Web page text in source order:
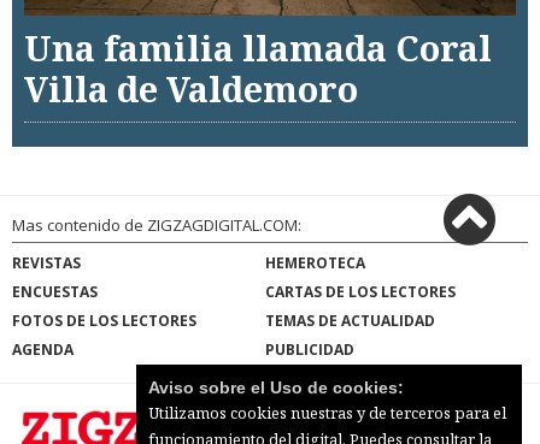
Una familia llamada Coral
Villa de Valdemoro
Mas contenido de ZIGZAGDIGITAL.COM:
REVISTAS
HEMEROTECA
ENCUESTAS
CARTAS DE LOS LECTORES
FOTOS DE LOS LECTORES
TEMAS DE ACTUALIDAD
AGENDA
PUBLICIDAD
Aviso sobre el Uso de cookies:
Utilizamos cookies nuestras y de terceros para el
funcionamiento del digital. Puedes consultar la